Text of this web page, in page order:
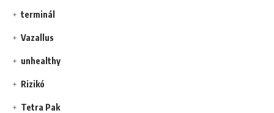
terminál
Vazallus
unhealthy
Rizikó
Tetra Pak